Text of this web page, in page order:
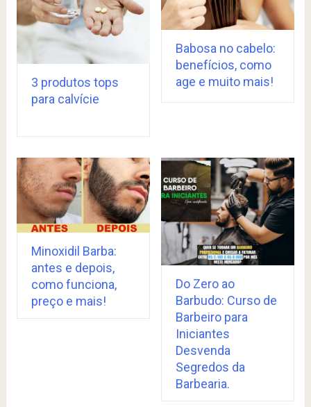
3 produtos tops
para calvície
Babosa no cabelo:
benefícios, como
age e muito mais!
Minoxidil Barba:
antes e depois,
como funciona,
preço e mais!
Do Zero ao
Barbudo: Curso de
Barbeiro para
Iniciantes
Desvenda
Segredos da
Barbearia.